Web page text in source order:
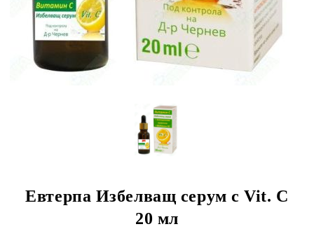
Евтерпа Избелващ серум с Vit. C
20 мл